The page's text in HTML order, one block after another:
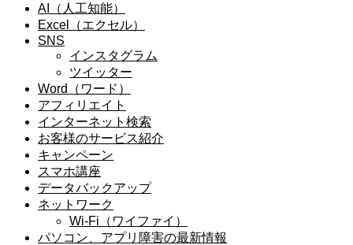
AI（人工知能）
Excel（エクセル）
SNS
インスタグラム
ツイッター
Word（ワード）
アフィリエイト
インターネット検索
お客様のサービス紹介
キャンペーン
スマホ講座
データバックアップ
ネットワーク
Wi-Fi（ワイファイ）
パソコン、アプリ障害の最新情報